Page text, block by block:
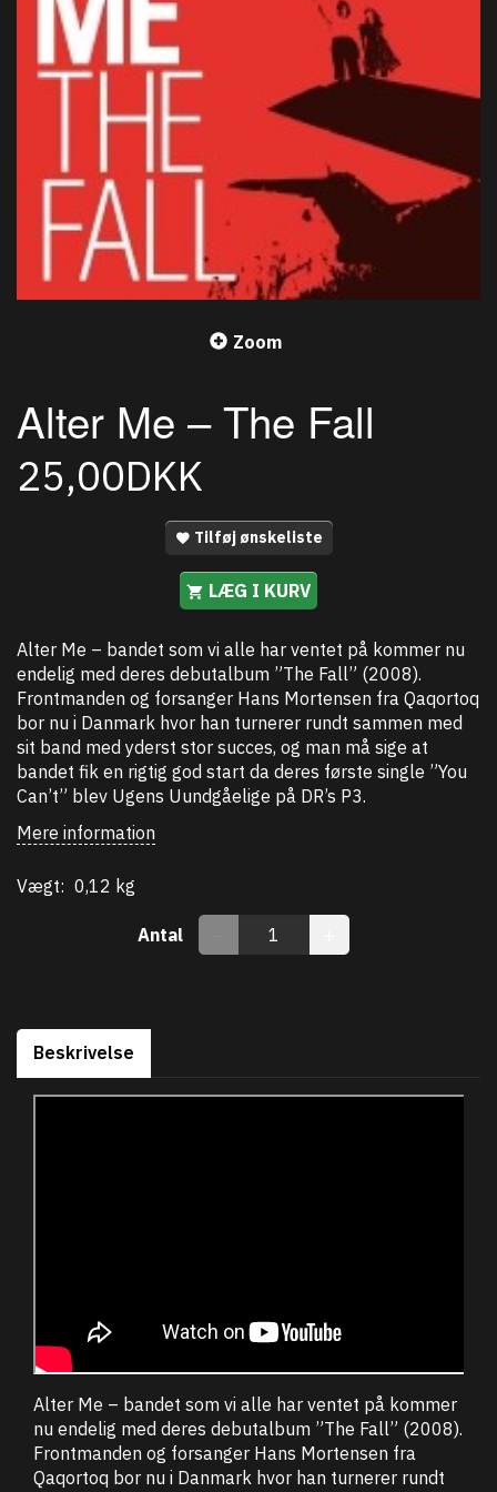
Zoom
Alter Me – The Fall
25,00DKK
Tilføj ønskeliste
LÆG I KURV
Alter Me – bandet som vi alle har ventet på kommer nu
endelig med deres debutalbum ”The Fall” (2008).
Frontmanden og forsanger Hans Mortensen fra Qaqortoq
bor nu i Danmark hvor han turnerer rundt sammen med
sit band med yderst stor succes, og man må sige at
bandet fik en rigtig god start da deres første single ”You
Can’t” blev Ugens Uundgåelige på DR’s P3.
Mere information
Vægt: 0,12 kg
Antal
Beskrivelse
Alter Me – bandet som vi alle har ventet på kommer
nu endelig med deres debutalbum ”The Fall” (2008).
Frontmanden og forsanger Hans Mortensen fra
Qaqortoq bor nu i Danmark hvor han turnerer rundt